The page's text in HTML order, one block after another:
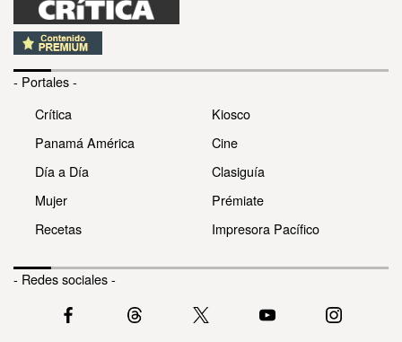
- Portales -
Crítica
Panamá América
Día a Día
Mujer
Recetas
Kiosco
Cine
Clasiguía
Prémiate
Impresora Pacífico
- Redes sociales -